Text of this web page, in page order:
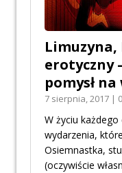
Limuzyna,
erotyczny
pomysł
7 sierpnia, 2017 |
W życiu
wydarzenia,
Osiemnastka,
(oczywiście